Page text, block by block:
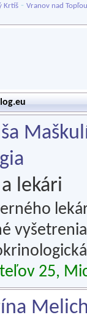
Krtíš - Vranov nad Topľou
lekári
25,